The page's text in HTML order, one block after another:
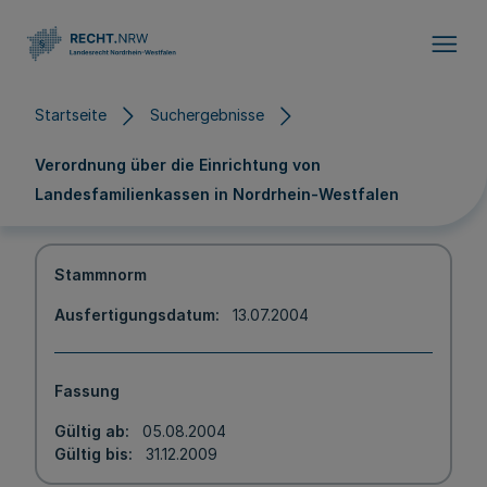
Startseite Suchergebnisse
Verordnung über die Einrichtung von
Landesfamilienkassen in Nordrhein-Westfalen
Stammnorm
Ausfertigungsdatum 13.07.2004
Fassung
Gültig ab
05.08.2004
Gültig bis
31.12.2009